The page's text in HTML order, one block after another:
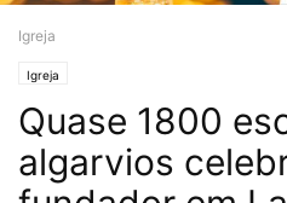
Igreja
Igreja
Quase 1800
algarvios